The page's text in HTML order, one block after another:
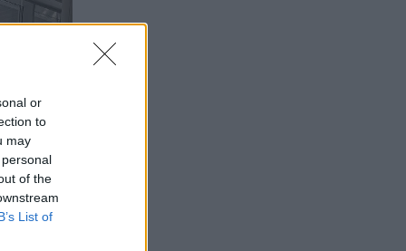
or
to
may
of the
List of